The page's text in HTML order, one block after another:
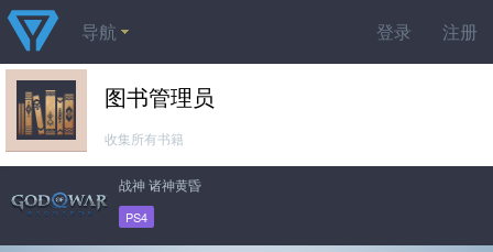
登录 注册
导航
图书管理员
收集所有书籍
战神 诸神黄昏
PS4